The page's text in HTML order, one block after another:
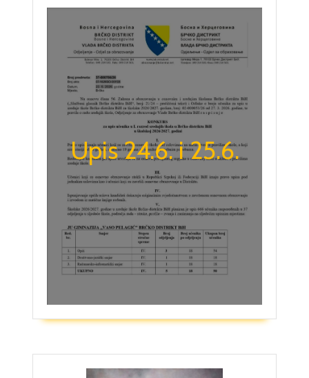
Upis 24.6. i 25.6.